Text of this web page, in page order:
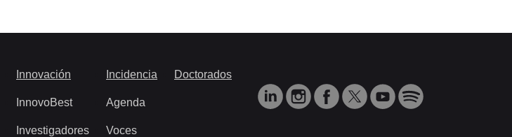
Innovación
InnovoBest
Investigadores
Incidencia
Agenda
Voces
Doctorados